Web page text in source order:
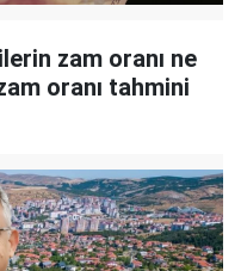
zam oranı ne
oranı tahmini